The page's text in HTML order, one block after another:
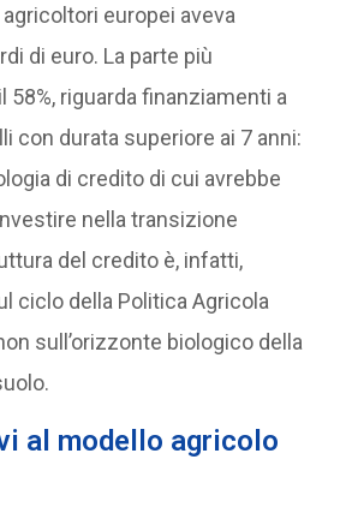
europei aveva
di euro. La parte più
riguarda finanziamenti a
con durata superiore ai 7 anni:
di credito di cui avrebbe
nella transizione
del credito è, infatti,
ciclo della Politica Agricola
sull’orizzonte biologico della
al modello agricolo